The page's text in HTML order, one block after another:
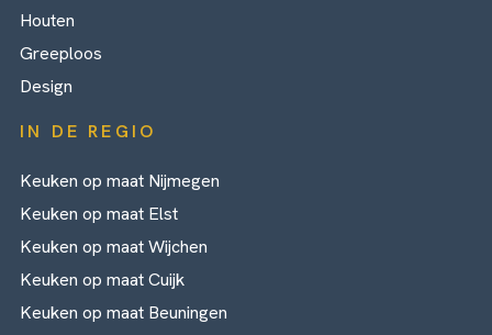
Houten
Greeploos
Design
IN DE REGIO
Keuken op maat Nijmegen
Keuken op maat Elst
Keuken op maat Wijchen
Keuken op maat Cuijk
Keuken op maat Beuningen